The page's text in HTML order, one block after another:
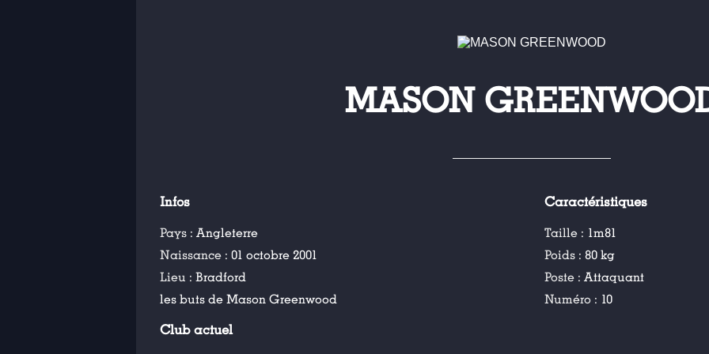
MASON
Infos
Pays : Angleterre
Naissance : 01 octobre 2001
Lieu : Bradford
les buts de Mason Greenwood
Caractéristiques
Taille : 1m81
Poids :80 kg
Poste :Attaquant
Numéro : 10
Club actuel